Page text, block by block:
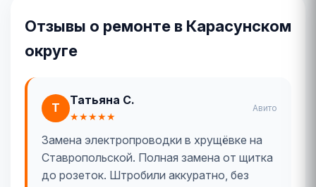
Отзывы о ремонте в Карасунском
округе
Т
Татьяна С.
★★★★★
Авито
Замена электропроводки в хрущёвке на
Ставропольской. Полная замена от щитка
до розеток. Штробили аккуратно, без